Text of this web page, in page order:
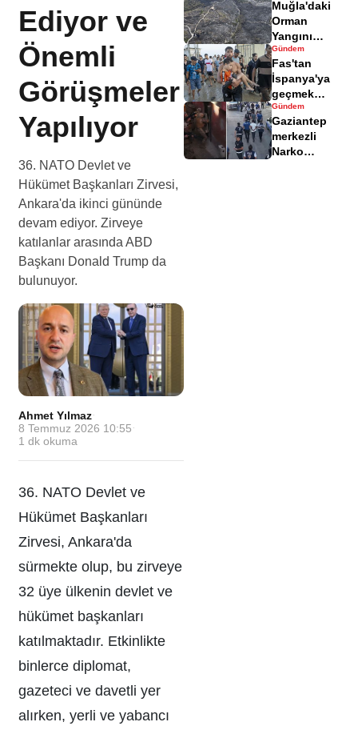
Ediyor ve
Önemli
Görüşmeler
Yapılıyor
36. NATO Devlet ve
Hükümet Başkanları Zirvesi,
Ankara'da ikinci gününde
devam ediyor. Zirveye
katılanlar arasında ABD
Başkanı Donald Trump da
bulunuyor.
Ahmet Yılmaz·
8 Temmuz 2026 10:55 ·
1 dk okuma
36. NATO Devlet ve
Hükümet Başkanları
Zirvesi, Ankara'da
sürmekte olup, bu zirveye
32 üye ülkenin devlet ve
hükümet başkanları
katılmaktadır. Etkinlikte
binlerce diplomat,
gazeteci ve davetli yer
alırken, yerli ve yabancı
yaralandı
Muğla'daki
Orman
Yangını
Sonrası
Zarar Gören
Alanlar
Havadisinde
Gündem
Fas'tan
İspanya'ya
geçmek
isteyen
göçmenler
geri döndü
Gündem
Gaziantep
merkezli
Narko